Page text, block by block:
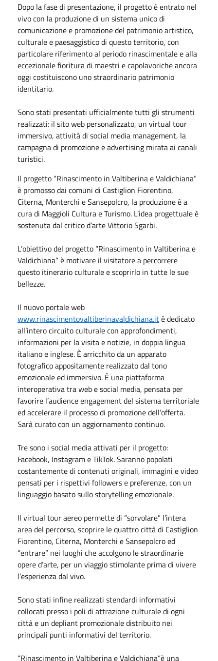
Dopo la fase di presentazione, il progetto è entrato nel
vivo con la produzione di un sistema unico di
comunicazione e promozione del patrimonio artistico,
culturale e paesaggistico di questo territorio, con
particolare riferimento al periodo rinascimentale e alla
eccezionale fioritura di maestri e capolavoriche ancora
oggi costituiscono uno straordinario patrimonio
identitario.
Sono stati presentati ufficialmente tutti gli strumenti
realizzati: il sito web personalizzato, un virtual tour
immersivo, attività di social media management, la
campagna di promozione e advertising mirata ai canali
turistici.
Il progetto “Rinascimento in Valtiberina e Valdichiana”
è promosso dai comuni di Castiglion Fiorentino,
Citerna, Monterchi e Sansepolcro, la produzione è a
cura di Maggioli Cultura e Turismo. L’idea progettuale è
sostenuta dal critico d’arte Vittorio Sgarbi.
L’obiettivo del progetto “Rinascimento in Valtiberina e
Valdichiana” è motivare il visitatore a percorrere
questo itinerario culturale e scoprirlo in tutte le sue
bellezze.
Il nuovo portale web
www.rinascimentovaltiberinavaldichiana.itè dedicato
all’intero circuito culturale con approfondimenti,
informazioni per la visita e notizie, in doppia lingua
italiano e inglese. È arricchito da un apparato
fotografico appositamente realizzato dal tono
emozionale ed immersivo. È una piattaforma
interoperativa tra web e social media, pensata per
favorire l’audience engagement del sistema territoriale
ed accelerare il processo di promozione dell’offerta.
Sarà curato con un aggiornamento continuo.
Tre sono i social media attivati per il progetto:
Facebook, Instagram e TikTok. Saranno popolati
costantemente di contenuti originali, immagini e video
pensati per i rispettivi followers e preferenze, con un
linguaggio basato sullo storytelling emozionale.
Il virtual tour aereo permette di “sorvolare” l’intera
area del percorso, scoprire le quattro città di Castiglion
Fiorentino, Citerna, Monterchi e Sansepolcro ed
“entrare” nei luoghi che accolgono le straordinarie
opere d’arte, per un viaggio stimolante prima di vivere
l’esperienza dal vivo.
Sono stati infine realizzati stendardi informativi
collocati presso i poli di attrazione culturale di ogni
città e un depliant promozionale distribuito nei
principali punti informativi del territorio.
“Rinascimento in Valtiberina e Valdichiana”è una